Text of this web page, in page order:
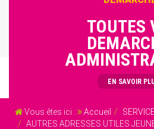
TOUTES
EN SAVOIR
Vous êtes ici : Accueil
AUTRES ADRESSES UTILES